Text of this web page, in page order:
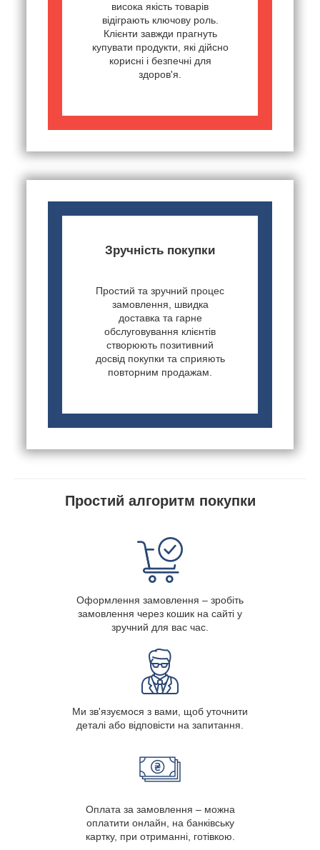
висока якість товарів
відіграють ключову роль.
Клієнти завжди прагнуть
купувати продукти, які дійсно
корисні і безпечні для
здоров'я.
Зручність покупки
Простий та зручний процес
замовлення, швидка
доставка та гарне
обслуговування клієнтів
створюють позитивний
досвід покупки та сприяють
повторним продажам.
Простий алгоритм покупки
Оформлення замовлення – зробіть
замовлення через кошик на сайті у
зручний для вас час.
Ми зв'язуємося з вами, щоб уточнити
деталі або відповісти на запитання.
Оплата за замовлення – можна
оплатити онлайн, на банківську
картку, при отриманні, готівкою.